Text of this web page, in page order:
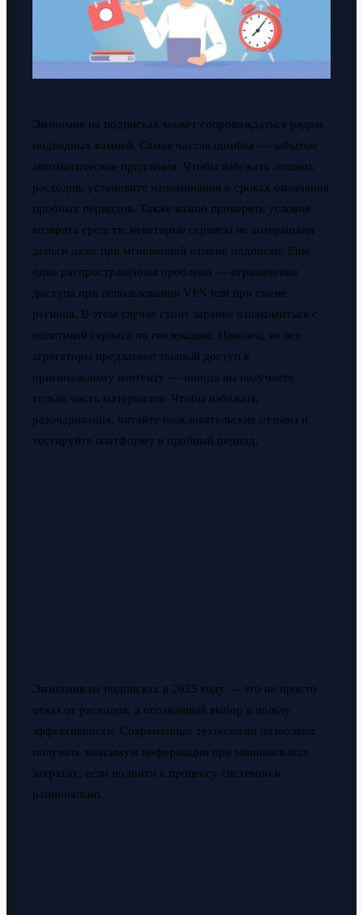
Экономия на подписках может сопровождаться рядом
подводных камней. Самая частая ошибка — забытые
автоматические продления. Чтобы избежать лишних
расходов, установите напоминания о сроках окончания
пробных периодов. Также важно проверять условия
возврата средств: некоторые сервисы не возвращают
деньги даже при мгновенной отмене подписки. Ещё
одна распространённая проблема — ограничение
доступа при использовании VPN или при смене
региона. В этом случае стоит заранее ознакомиться с
политикой сервиса по геолокации. Наконец, не все
агрегаторы предлагают полный доступ к
оригинальному контенту — иногда вы получаете
только часть материалов. Чтобы избежать
разочарования, читайте пользовательские отзывы и
тестируйте платформу в пробный период.
Экономия на подписках в 2025 году — это не просто
отказ от расходов, а осознанный выбор в пользу
эффективности. Современные технологии позволяют
получать максимум информации при минимальных
затратах, если подойти к процессу системно и
рационально.